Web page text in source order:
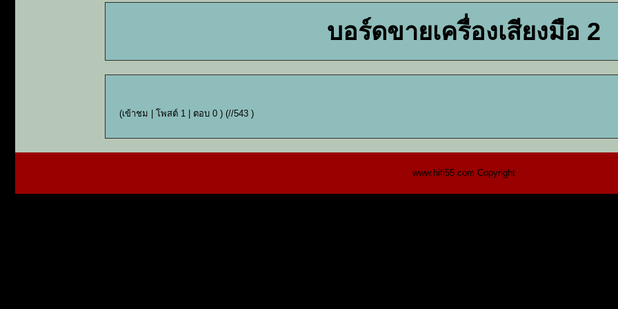
บอร์ดขายเครื่องเสียงมือ 2
(เข้าชม | โพสต์ 1 | ตอบ 0 ) (//543 )
www.hifi55.com Copyright